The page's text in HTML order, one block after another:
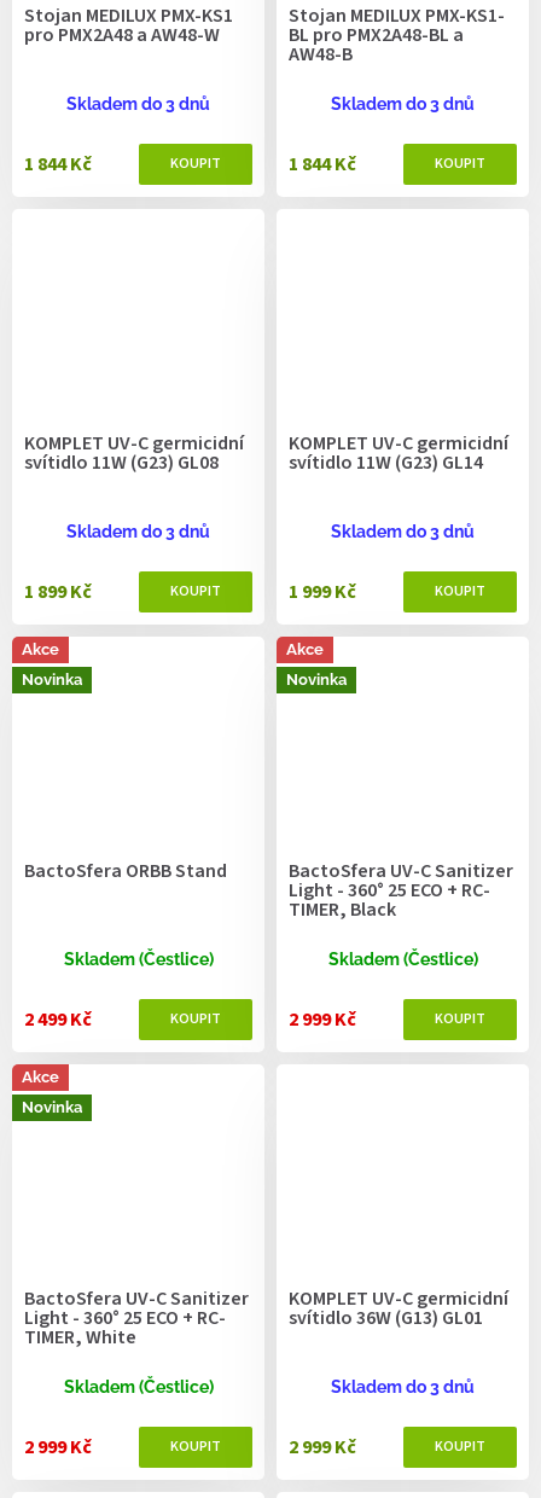
Stojan MEDILUX PMX-KS1
pro PMX2A48 a AW48-W
Skladem do 3 dnů
1 844 Kč
Stojan MEDILUX PMX-KS1-
BL pro PMX2A48-BL a
AW48-B
Skladem do 3 dnů
1 844 Kč
KOMPLET UV-C germicidní
svítidlo 11W (G23) GL08
Skladem do 3 dnů
1 899 Kč
KOMPLET UV-C germicidní
svítidlo 11W (G23) GL14
Skladem do 3 dnů
1 999 Kč
Akce
Novinka
BactoSfera ORBB Stand
Skladem (Čestlice)
2 499 Kč
Akce
Novinka
BactoSfera UV-C Sanitizer
Light - 360° 25 ECO + RC-
TIMER, Black
Skladem (Čestlice)
2 999 Kč
Akce
Novinka
BactoSfera UV-C Sanitizer
Light - 360° 25 ECO + RC-
TIMER, White
Skladem (Čestlice)
2 999 Kč
KOMPLET UV-C germicidní
svítidlo 36W (G13) GL01
Skladem do 3 dnů
2 999 Kč